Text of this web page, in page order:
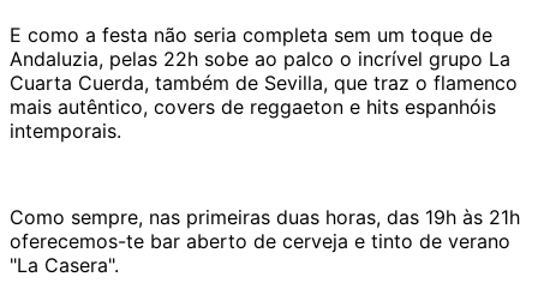
E como a festa não seria completa sem um toque de
Andaluzia, pelas 22h sobe ao palco o incrível grupo La
Cuarta Cuerda, também de Sevilla, que traz o flamenco
mais autêntico, covers de reggaeton e hits espanhóis
intemporais.
Como sempre, nas primeiras duas horas, das 19h às 21h
oferecemos-te bar aberto de cerveja e tinto de verano
"La Casera".